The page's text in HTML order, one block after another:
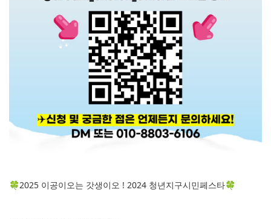
🍀2025 이공이오는 갓생이오 ! 2024 청년지구시민페스타🍀